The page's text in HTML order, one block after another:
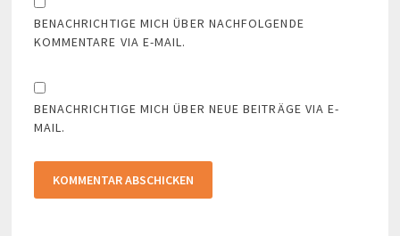
BENACHRICHTIGE MICH ÜBER NACHFOLGENDE
KOMMENTARE VIA E-MAIL.
BENACHRICHTIGE MICH ÜBER NEUE BEITRÄGE VIA E-
MAIL.